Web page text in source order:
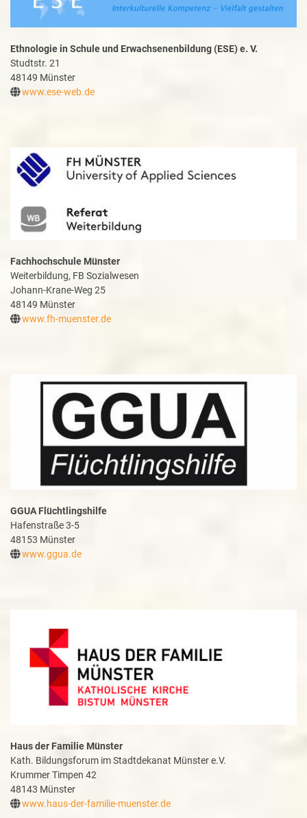
Ethnologie in Schule und Erwachsenenbildung (ESE) e. V.
Studtstr. 21
48149 Münster
www.ese-web.de
Fachhochschule Münster
Weiterbildung, FB Sozialwesen
Johann-Krane-Weg 25
48149 Münster
www.fh-muenster.de
GGUA Flüchtlingshilfe
Hafenstraße 3-5
48153 Münster
www.ggua.de
Haus der Familie Münster
Kath. Bildungsforum im Stadtdekanat Münster e.V.
Krummer Timpen 42
48143 Münster
www.haus-der-familie-muenster.de